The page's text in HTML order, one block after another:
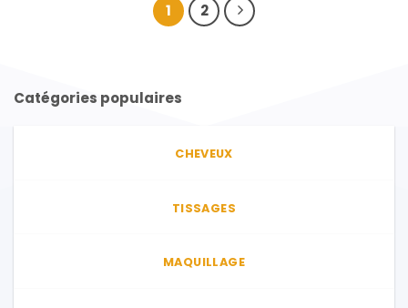
1 2
Catégories populaires
CHEVEUX
TISSAGES
MAQUILLAGE